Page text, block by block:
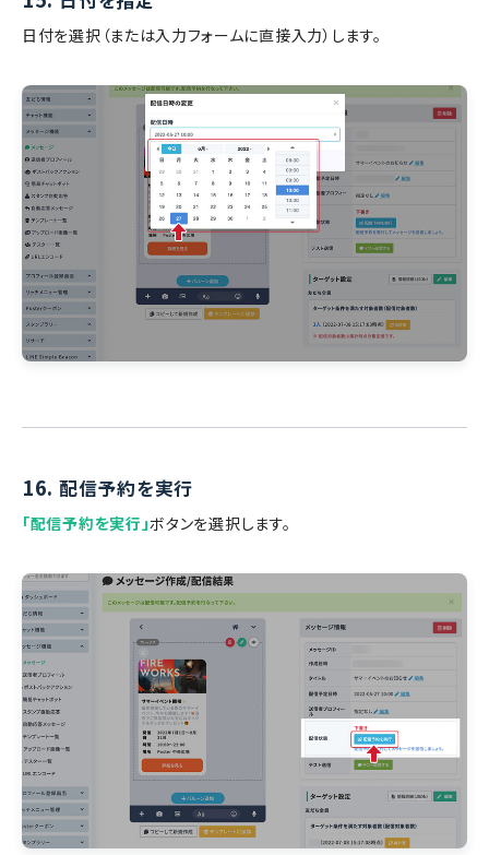
日付を選択（または入力フォームに直接入力）します。
16. 配信予約を実行
「配信予約を実行」ボタンを選択します。